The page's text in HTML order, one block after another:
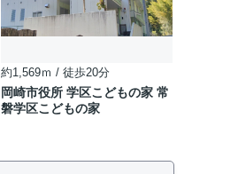
約1,569ｍ / 徒歩20分
岡崎市役所 学区こどもの家 常
磐学区こどもの家